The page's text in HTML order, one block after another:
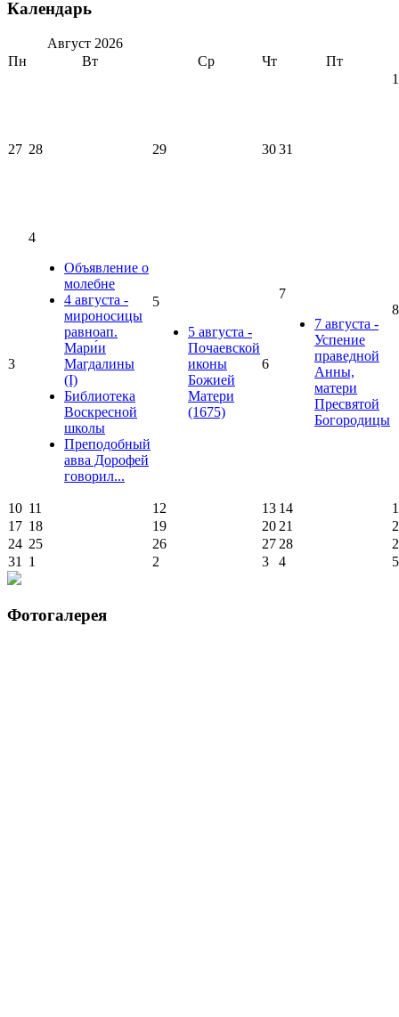
Календарь
Август 2026
Пн
Вт Ср Чт Пт
27 28 29 3031
1
3
4
Объявление о
молебне
4 августа -
мироносицы
равноап.
Мари́и
Магдалины
(I)
Библиотека
Воскресной
школы
Преподобный
авва Дорофей
говорил...
5
5 августа -
Почаевской
иконы
Божией
Матери
(1675)
6
7
7 августа -
Успение
праведной
Анны,
матери
Пресвятой
Богородицы
8
10 11 12 13 14
17 18 19 20 21
24 25 26 27 28
31
1 2 3 4 5
Фотогалерея